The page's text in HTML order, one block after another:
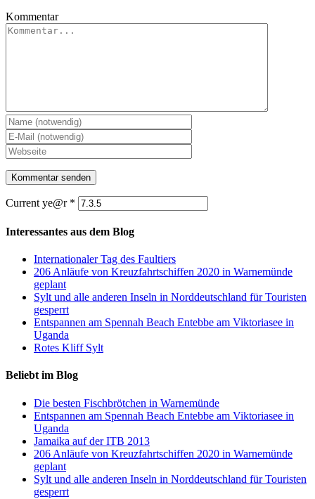
Kommentar
Current ye@r *
Interessantes aus dem Blog
Internationaler Tag des Faultiers
206 Anläufe von Kreuzfahrtschiffen 2020 in Warnemünde
geplant
Sylt und alle anderen Inseln in Norddeutschland für Touristen
gesperrt
Entspannen am Spennah Beach Entebbe am Viktoriasee in
Uganda
Rotes Kliff Sylt
Beliebt im Blog
Die besten Fischbrötchen in Warnemünde
Entspannen am Spennah Beach Entebbe am Viktoriasee in
Uganda
Jamaika auf der ITB 2013
206 Anläufe von Kreuzfahrtschiffen 2020 in Warnemünde
geplant
Sylt und alle anderen Inseln in Norddeutschland für Touristen
gesperrt